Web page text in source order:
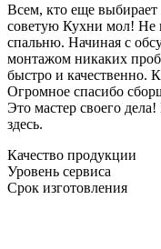
Всем, кто еще
советую Кухни мол! Не
спальню. Начиная с
монтажом никаких
быстро и качественно.
Огромное спасибо
Это мастер своего
здесь.
Качество продукции
Уровень сервиса
Срок изготовления